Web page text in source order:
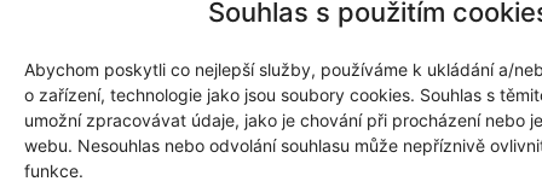
Souhlas s použitím
Abychom poskytli co nejlepší služby, používáme k ukládání a/
o zařízení, technologie jako jsou soubory cookies. Souhlas s
umožní zpracovávat údaje, jako je chování při procházení nebo
webu. Nesouhlas nebo odvolání souhlasu může nepříznivě
funkce.